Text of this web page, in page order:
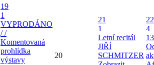
19
1
VYPRODÁNO
/ /
Komentovaná
prohlídka
výstavy
20
21
1
Letní recitál
JIŘÍ
SCHMITZER
22
4